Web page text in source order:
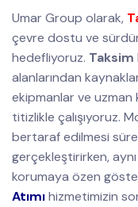
Umar Group olarak,
çevre dostu ve
hedefliyoruz. Taksim
alanlarından
ekipmanlar ve
titizlikle çalışıyoruz.
bertaraf edilmesi
gerçekleştirirken,
korumaya özen
Atımıhizmetimizin